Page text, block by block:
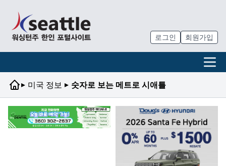
로그인 회원가입
▸ 미국 정보 ▸ 숫자로 보는 메트로 시애틀